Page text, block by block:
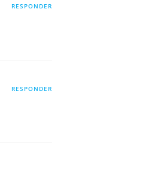
RESPONDER
RESPONDER